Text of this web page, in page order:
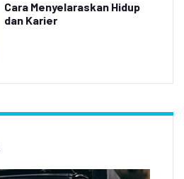
Cara Menyelaraskan Hidup
dan Karier